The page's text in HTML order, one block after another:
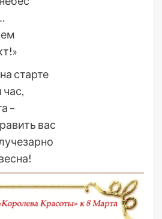
старте
–
вас